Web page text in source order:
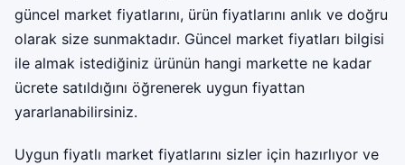
güncel market fiyatlarını, ürün fiyatlarını anlık ve doğru
olarak size sunmaktadır. Güncel market fiyatları bilgisi
ile almak istediğiniz ürünün hangi markette ne kadar
ücrete satıldığını öğrenerek uygun fiyattan
yararlanabilirsiniz.
Uygun fiyatlı market fiyatlarını sizler için hazırlıyor ve